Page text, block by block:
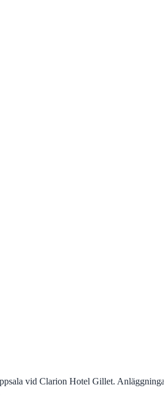
vid Clarion Hotel Gillet.